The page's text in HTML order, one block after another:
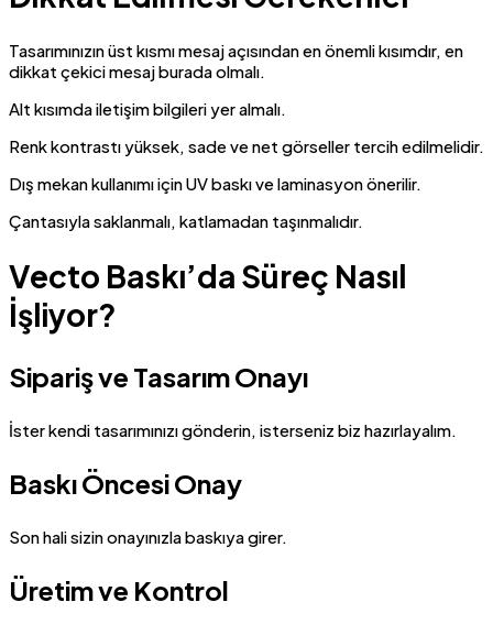
Tasarımınızın üst kısmı mesaj açısından en önemli kısımdır, en
dikkat çekici mesaj burada olmalı.
Alt kısımda iletişim bilgileri yer almalı.
Renk kontrastı yüksek, sade ve net görseller tercih edilmelidir.
Dış mekan kullanımı için UV baskı ve laminasyon önerilir.
Çantasıyla saklanmalı, katlamadan taşınmalıdır.
Vecto Baskı’da Süreç Nasıl
İşliyor?
Sipariş ve Tasarım Onayı
İster kendi tasarımınızı gönderin, isterseniz biz hazırlayalım.
Baskı Öncesi Onay
Son hali sizin onayınızla baskıya girer.
Üretim ve Kontrol